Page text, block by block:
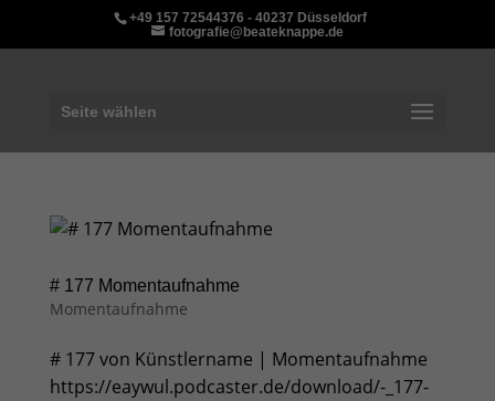
+49 157 72544376 - 40237 Düsseldorf
fotografie@beateknappe.de
Seite wählen
# 177 Momentaufnahme
Momentaufnahme
# 177 von Künstlername | Momentaufnahme
https://eaywul.podcaster.de/download/-_177-